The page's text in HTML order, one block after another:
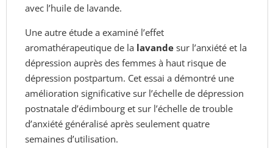
avec l’huile de lavande.
Une autre étude a examiné l’effet
aromathérapeutique de la lavande sur l’anxiété et la
dépression auprès des femmes à haut risque de
dépression postpartum. Cet essai a démontré une
amélioration significative sur l’échelle de dépression
postnatale d’édimbourg et sur l’échelle de trouble
d’anxiété généralisé après seulement quatre
semaines d’utilisation.